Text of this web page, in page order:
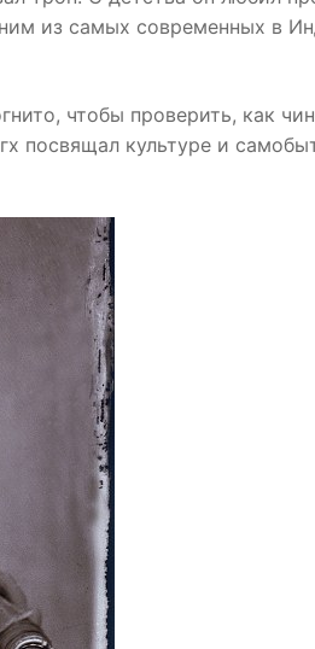
из самых современных в
чтобы проверить, как
посвящал культуре и